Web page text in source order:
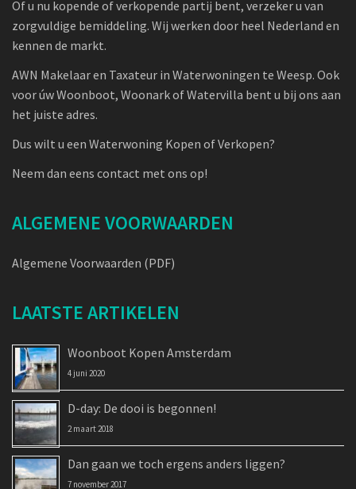
Of u nu kopende of verkopende partij bent, verzeker u van
zorgvuldige bemiddeling. Wij werken door heel Nederland en
kennen de markt.
AWN Makelaar en Taxateur in Waterwoningen te Weesp. Ook
voor úw Woonboot, Woonark of Watervilla bent u bij ons aan
het juiste adres.
Dus wilt u een Waterwoning Kopen of Verkopen?
Neem dan eens contact met ons op!
ALGEMENE VOORWAARDEN
Algemene Voorwaarden (PDF)
LAATSTE ARTIKELEN
Woonboot Kopen Amsterdam
4 juni 2020
D-day: De dooi is begonnen!
2 maart 2018
Dan gaan we toch ergens anders liggen?
7 november 2017